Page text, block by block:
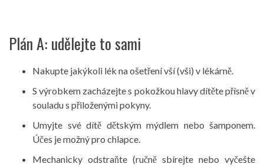
Plán A: udělejte to sami
Nakupte jakýkoli lék na ošetření vší (vši) v lékárně.
S výrobkem zacházejte s pokožkou hlavy dítěte přísně v
souladu s přiloženými pokyny.
Umyjte své dítě dětským mýdlem nebo šamponem.
Účes je možný pro chlapce.
Mechanicky odstraňte (ručně sbírejte nebo vyčešte